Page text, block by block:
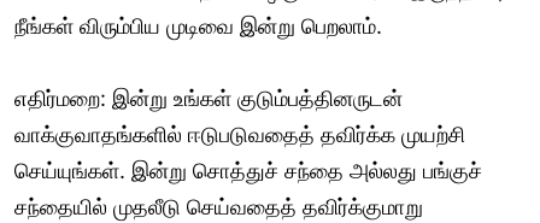
நீங்கள் விரும்பிய முடிவை இன்று பெறலாம்.
எதிர்மறை: இன்று உங்கள் குடும்பத்தினருடன்
வாக்குவாதங்களில் ஈடுபடுவதைத் தவிர்க்க முயற்சி
செய்யுங்கள். இன்று சொத்துச் சந்தை அல்லது பங்குச்
சந்தையில் முதலீடு செய்வதைத் தவிர்க்குமாறு